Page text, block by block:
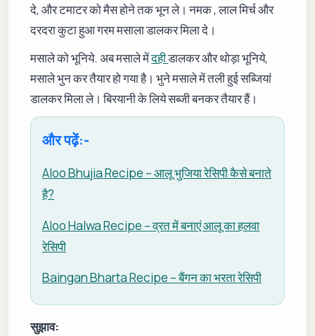
दे, और टमाटर को मैस होने तक भून ले। नमक , लाल मिर्च और
दरदरा कुटा हुआ गरम मसाला डालकर मिला दे।
मसाले को भूनिये. अब मसाले मेंदहीडालकर और थोड़ा भूनिये,
मसाले भुन कर तैयार हो गया है। भुने मसाले में तली हुई सब्जियां
डालकर मिला ले। बिरयानी के लिये सब्जी बनकर तैयार हैं।
और पढ़ें:-
Aloo Bhujia Recipe – आलू भुजिया रेसिपी कैसे बनाते
है?
Aloo Halwa Recipe – व्रत में बनाएं आलू का हलवा
रेसिपी
Baingan Bharta Recipe – बैंगन का भरता रेसिपी
सुझाव: